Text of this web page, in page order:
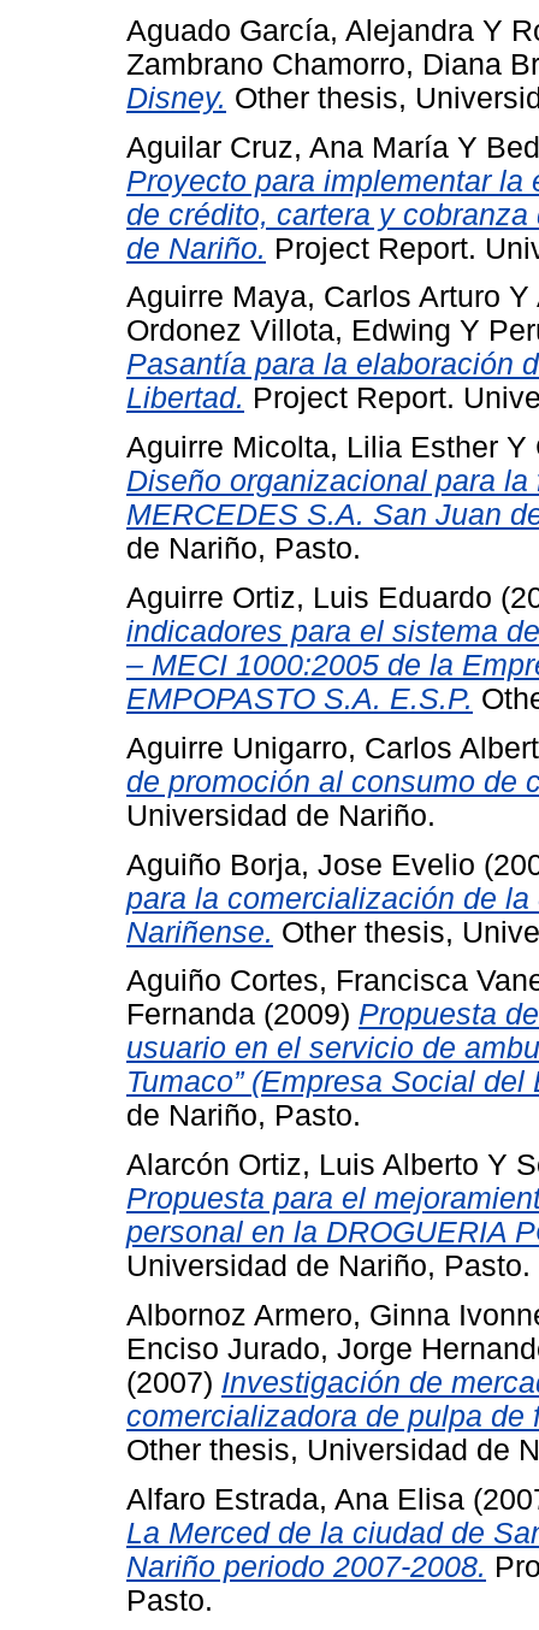
Aguado García, Alejandra Y
Zambrano Chamorro, Diana
Disney. Other thesis,
Aguilar Cruz, Ana María Y
Proyecto para implementar
de crédito, cartera y
de Nariño. Project Report.
Aguirre Maya, Carlos Arturo Y
Ordonez Villota, Edwing Y
Pasantía para la elaboración
Libertad. Project Report.
Aguirre Micolta, Lilia Esther Y
Diseño organizacional para
MERCEDES S.A. San Juan
de Nariño, Pasto.
Aguirre Ortiz, Luis Eduardo
indicadores para el sistema
– MECI 1000:2005 de la
EMPOPASTO S.A. E.S.P.
Aguirre Unigarro, Carlos
de promoción al consumo de
Universidad de Nariño.
Aguiño Borja, Jose Evelio
para la comercialización de
Nariñense. Other thesis,
Aguiño Cortes, Francisca
Fernanda (2009) Propuesta
usuario en el servicio de
Tumaco” (Empresa Social del
de Nariño, Pasto.
Alarcón Ortiz, Luis Alberto Y
Propuesta para el
personal en la DROGUERIA
Universidad de Nariño, Pasto.
Albornoz Armero, Ginna
Enciso Jurado, Jorge
(2007) Investigación de
comercializadora de pulpa
Other thesis, Universidad de
Alfaro Estrada, Ana Elisa
La Merced de la ciudad de
Nariño periodo 2007-2008.
Pasto.